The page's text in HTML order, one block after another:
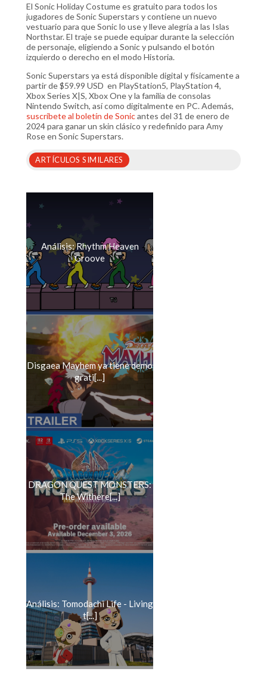
El Sonic Holiday Costume es gratuito para todos los
jugadores de Sonic Superstars y contiene un nuevo
vestuario para que Sonic lo use y lleve alegría a las Islas
Northstar. El traje se puede equipar durante la selección
de personaje, eligiendo a Sonic y pulsando el botón
izquierdo o derecho en el modo Historia.
Sonic Superstars ya está disponible digital y físicamente a
partir de $59.99 USD en PlayStation5, PlayStation 4,
Xbox Series X|S, Xbox One y la familia de consolas
Nintendo Switch, así como digitalmente en PC. Además,
suscríbete al boletín de Sonicantes del 31 de enero de
2024 para ganar un skin clásico y redefinido para Amy
Rose en Sonic Superstars.
ARTÍCULOS SIMILARES
Análisis: Rhythm Heaven
Groove
Disgaea Mayhem ya tiene demo
grati[...]
DRAGON QUEST MONSTERS:
The Withere[...]
Análisis: Tomodachi Life - Living
t[...]